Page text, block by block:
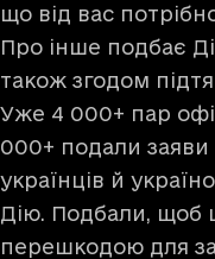
що від вас
Про інше подбає
також згодом
Уже 4 000+ пар
000+ подали
українців й
Дію. Подбали, щоб
перешкодою для